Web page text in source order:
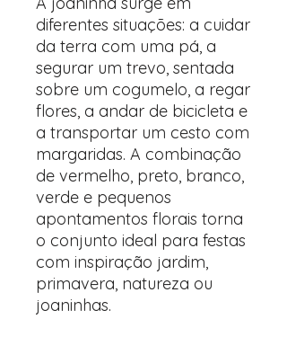
diferentes situações: a cuidar
da terra com uma pá, a
segurar um trevo, sentada
sobre um cogumelo, a regar
flores, a andar de bicicleta e
a transportar um cesto com
margaridas. A combinação
de vermelho, preto, branco,
verde e pequenos
apontamentos florais torna
o conjunto ideal para festas
com inspiração jardim,
primavera, natureza ou
joaninhas.